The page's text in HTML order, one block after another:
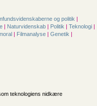
og politik |
| Naturvidenskab | Politik | Teknologi |
| Filmanalyse | Genetik |
teknologiens nidkære